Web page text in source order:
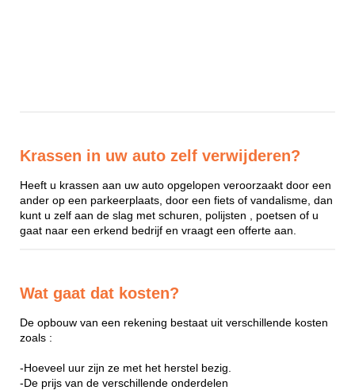
Krassen in uw auto zelf verwijderen?
Heeft u krassen aan uw auto opgelopen veroorzaakt door een
ander op een parkeerplaats, door een fiets of vandalisme, dan
kunt u zelf aan de slag met schuren, polijsten , poetsen of u
gaat naar een erkend bedrijf en vraagt een offerte aan.
Wat gaat dat kosten?
De opbouw van een rekening bestaat uit verschillende kosten
zoals :
-Hoeveel uur zijn ze met het herstel bezig.
-De prijs van de verschillende onderdelen